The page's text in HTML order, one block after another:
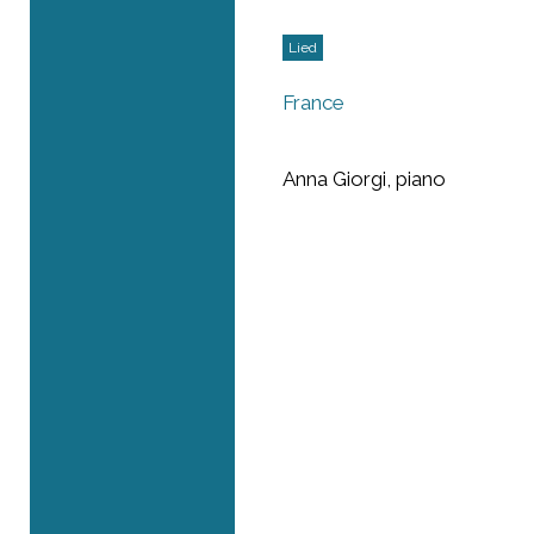
Lied
France
Anna Giorgi, piano